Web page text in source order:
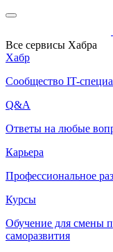
Все сервисы Хабра
Хабр
Сообщество IT-
Q&A
Ответы на любые
Карьера
Профессиональное
Курсы
Обучение для смены
саморазвития